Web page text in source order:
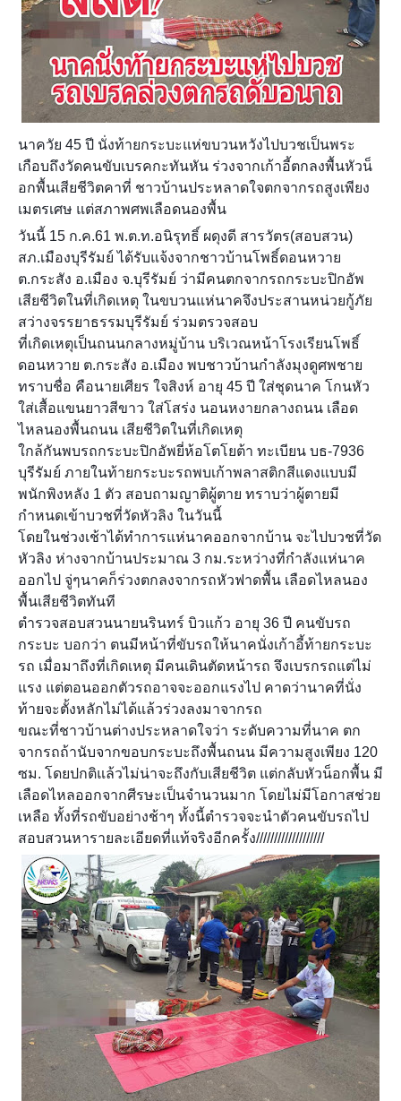
นาควัย 45 ปี นั่งท้ายกระบะแห่ขบวนหวังไปบวชเป็นพระ
เกือบถึงวัดคนขับเบรคกะทันหัน ร่วงจากเก้าอี้ตกลงพื้นหัวน็
อกพื้นเสียชีวิตคาที่ ชาวบ้านประหลาดใจตกจากรถสูงเพียง
เมตรเศษ แต่สภาพศพเลือดนองพื้น
วันนี้ 15 ก.ค.61 พ.ต.ท.อนิรุทธิ์ ผดุงดี สารวัตร(สอบสวน)
สภ.เมืองบุรีรัมย์ ได้รับแจ้งจากชาวบ้านโพธิ์ดอนหวาย
ต.กระสัง อ.เมือง จ.บุรีรัมย์ ว่ามีคนตกจากรถกระบะปิกอัพ
เสียชีวิตในที่เกิดเหตุ ในขบวนแห่นาคจึงประสานหน่วยกู้ภัย
สว่างจรรยาธรรมบุรีรัมย์ ร่วมตรวจสอบ
ที่เกิดเหตุเป็นถนนกลางหมู่บ้าน บริเวณหน้าโรงเรียนโพธิ์
ดอนหวาย ต.กระสัง อ.เมือง พบชาวบ้านกำลังมุงดูศพชาย
ทราบชื่อ คือนายเศียร ใจสิงห์ อายุ 45 ปี ใส่ชุดนาค โกนหัว
ใส่เสื้อแขนยาวสีขาว ใส่โสร่ง นอนหงายกลางถนน เลือด
ไหลนองพื้นถนน เสียชีวิตในที่เกิดเหตุ
ใกล้กันพบรถกระบะปิกอัพยี่ห้อโตโยต้า ทะเบียน บธ-7936
บุรีรัมย์ ภายในท้ายกระบะรถพบเก้าพลาสติกสีแดงแบบมี
พนักพิงหลัง 1 ตัว สอบถามญาติผู้ตาย ทราบว่าผู้ตายมี
กำหนดเข้าบวชที่วัดหัวลิง ในวันนี้
โดยในช่วงเช้าได้ทำการแห่นาคออกจากบ้าน จะไปบวชที่วัด
หัวลิง ห่างจากบ้านประมาณ 3 กม.ระหว่างที่กำลังแห่นาค
ออกไป จู่ๆนาคก็ร่วงตกลงจากรถหัวฟาดพื้น เลือดไหลนอง
พื้นเสียชีวิตทันที
ตำรวจสอบสวนนายนรินทร์ บิวแก้ว อายุ 36 ปี คนขับรถ
กระบะ บอกว่า ตนมีหน้าที่ขับรถให้นาคนั่งเก้าอี้ท้ายกระบะ
รถ เมื่อมาถึงที่เกิดเหตุ มีคนเดินตัดหน้ารถ จึงเบรกรถแต่ไม่
แรง แต่ตอนออกตัวรถอาจจะออกแรงไป คาดว่านาคที่นั่ง
ท้ายจะตั้งหลักไม่ได้แล้วร่วงลงมาจากรถ
ขณะที่ชาวบ้านต่างประหลาดใจว่า ระดับความที่นาค ตก
จากรถถ้านับจากขอบกระบะถึงพื้นถนน มีความสูงเพียง 120
ซม. โดยปกติแล้วไม่น่าจะถึงกับเสียชีวิต แต่กลับหัวน็อกพื้น มี
เลือดไหลออกจากศีรษะเป็นจำนวนมาก โดยไม่มีโอกาสช่วย
เหลือ ทั้งที่รถขับอย่างช้าๆ ทั้งนี้ตำรวจจะนำตัวคนขับรถไป
สอบสวนหารายละเอียดที่แท้จริงอีกครั้ง///////////////////